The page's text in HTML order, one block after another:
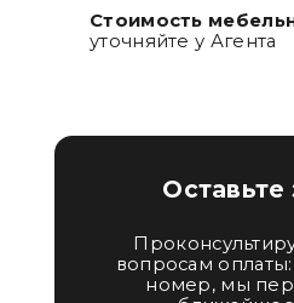
Стоимость
уточняйте у Агента
Оставьте
вопросам
номер, мы